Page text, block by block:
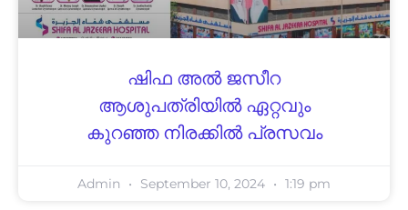
ഷിഫ അല്‍ ജസീറ
ആശുപത്രിയില്‍ ഏറ്റവും
കുറഞ്ഞ നിരക്കില്‍ പ്രസവം
Admin September 10, 2024 1:19 pm